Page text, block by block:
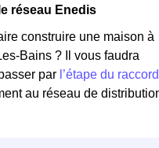
réseau Enedis
construire une maison à
Bains ? Il vous faudra
par l’étape du
au réseau de